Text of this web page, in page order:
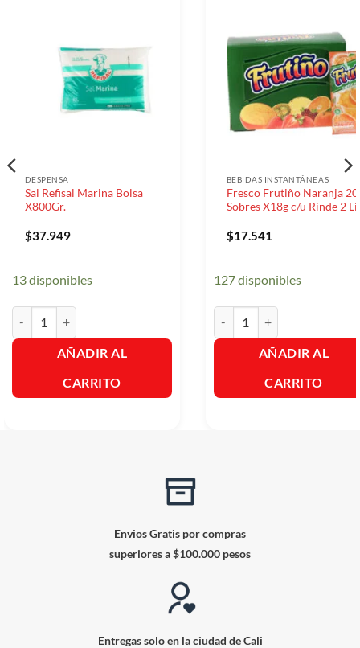
DESPENSA
Sal Refisal Marina Bolsa
X800Gr.
$37.949
13 disponibles
AÑADIR AL
CARRITO
BEBIDAS INSTANTÁNEAS
Fresco Frutiño Naranja 20
Sobres X18g c/u Rinde 2
$17.541
127 disponibles
AÑADIR AL
CARRITO
Envios Gratis por compras
superiores a $100.000 pesos
Entregas solo en la ciudad de Cali